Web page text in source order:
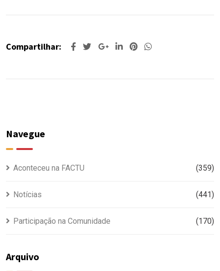
Compartilhar:
Navegue
Aconteceu na FACTU (359)
Notícias (441)
Participação na Comunidade (170)
Arquivo